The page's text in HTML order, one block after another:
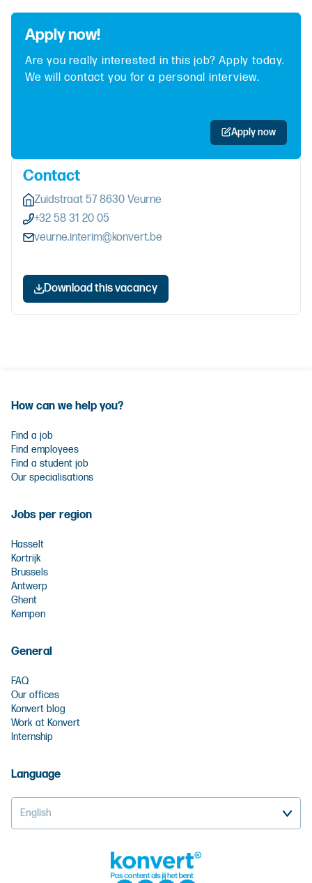
Apply now!
Are you really interested in this job? Apply today.
We will contact you for a personal interview.
Apply now
Contact
Zuidstraat 57 8630 Veurne
+32 58 31 20 05
veurne.interim@konvert.be
Download this vacancy
How can we help you?
Find a job
Find employees
Find a student job
Our specialisations
Jobs per region
Hasselt
Kortrijk
Brussels
Antwerp
Ghent
Kempen
General
FAQ
Our offices
Konvert blog
Work at Konvert
Internship
Language
English